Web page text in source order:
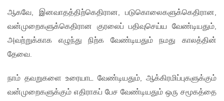
ஆகவே, இனவாதத்திற்கெதிரான, படுகொலைகளுக்கெதிரான,
வன்முறைகளுக்கெதிரான குரலைப் பதிவுசெய்ய வேண்டியதும்,
அவற்றுக்காக எழுந்து நிற்க வேண்டியதும் நமது காலத்தின்
தேவை.
நாம் தவறுகளை உரையாட வேண்டியதும், ஆக்கிரமிப்புகளுக்கும்
வன்முறைகளுக்கும் எதிராகப் பேச வேண்டியதும் ஒரு சமூகத்தை